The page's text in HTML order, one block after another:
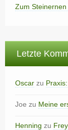
Zum
Letzte
Oscar zu
Joe zu Meine
Henning zu